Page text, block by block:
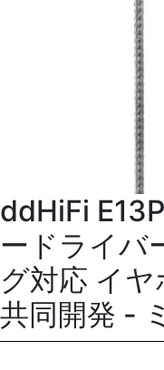
ddHiFi
ードライバ
グ対応 イ
共同開発 -